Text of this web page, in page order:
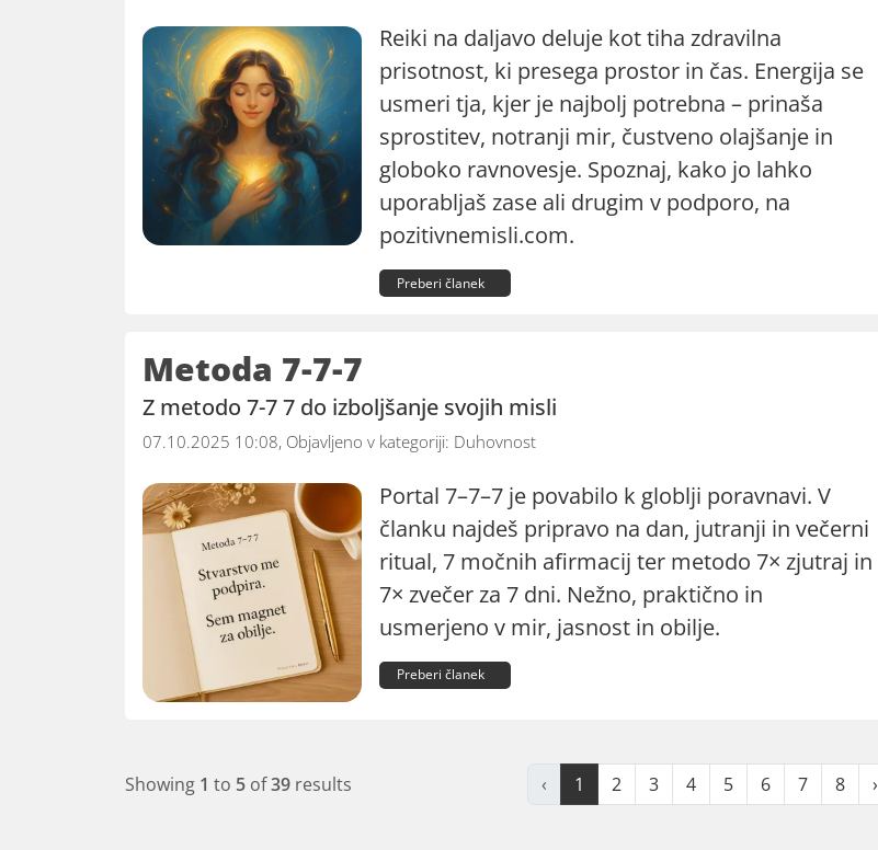
Reiki na daljavo deluje kot tiha zdravilna
prisotnost, ki presega prostor in čas. Energija se
usmeri tja, kjer je najbolj potrebna – prinaša
sprostitev, notranji mir, čustveno olajšanje in
globoko ravnovesje. Spoznaj, kako jo lahko
uporabljaš zase ali drugim v podporo, na
pozitivnemisli.com.
Preberi članek
Metoda 7-7-7
Z metodo 7-7 7 do izboljšanje svojih misli
07.10.2025 10:08, Objavljeno v kategoriji: Duhovnost
Portal 7–7–7 je povabilo k globlji poravnavi. V
članku najdeš pripravo na dan, jutranji in večerni
ritual, 7 močnih afirmacij ter metodo 7× zjutraj in
7× zvečer za 7 dni. Nežno, praktično in
usmerjeno v mir, jasnost in obilje.
Preberi članek
Showing 1 to 5 of39 results ‹ 1 2 3 4 5 6 7 8 ›